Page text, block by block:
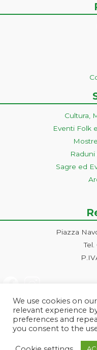
Cultura,
Eventi Folk
Sagre ed
Piazza
We use cookies on
relevant experience
preferences and
you consent to the